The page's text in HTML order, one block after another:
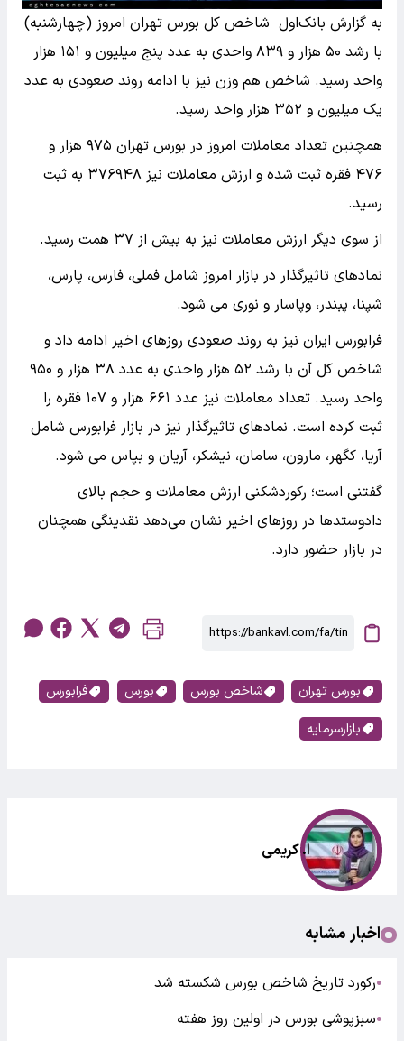
به گزارش بانک‌اول شاخص کل بورس تهران امروز (چهارشنبه)
با رشد ۵۰ هزار و ۸۳۹ واحدی به عدد پنج میلیون و ۱۵۱ هزار
واحد رسید. شاخص هم وزن نیز با ادامه روند صعودی به عدد
یک میلیون و ۳۵۲ هزار واحد رسید.
همچنین تعداد معاملات امروز در بورس تهران ۹۷۵ هزار و
۴۷۶ فقره ثبت شده و ارزش معاملات نیز ۳۷۶۹۴۸ به ثبت
رسید.
از سوی دیگر ارزش معاملات نیز به بیش از ۳۷ همت رسید.
نمادهای تاثیرگذار در بازار امروز شامل فملی، فارس، پارس،
شپنا، پبندر، وپاسار و نوری می شود.
فرابورس ایران نیز به روند صعودی روزهای اخیر ادامه داد و
شاخص کل آن با رشد ۵۲ هزار واحدی به عدد ۳۸ هزار و ۹۵۰
واحد رسید. تعداد معاملات نیز عدد ۶۶۱ هزار و ۱۰۷ فقره را
ثبت کرده است. نمادهای تاثیرگذار نیز در بازار فرابورس شامل
آریا، کگهر، مارون، سامان، نیشکر، آریان و بپاس می شود.
گفتنی است؛ رکوردشکنی ارزش معاملات و حجم بالای
دادوستدها در روزهای اخیر نشان می‌دهد نقدینگی همچنان
در بازار حضور دارد.
بورس تهران شاخص بورس بورس
فرابورس
بازارسرمایه
ا. کریمی
اخبار مشابه
●رکورد تاریخ شاخص بورس شکسته شد
●سبزپوشی بورس در اولین روز هفته